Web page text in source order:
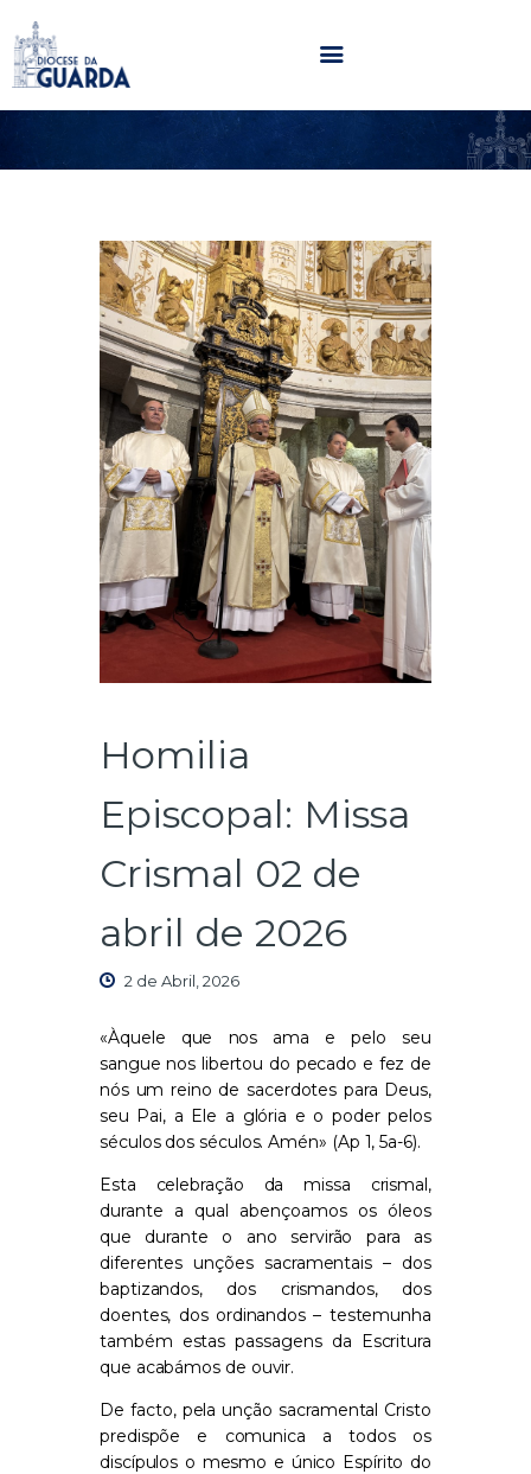
HOME
PARÓQUIAS
NOTÍCIAS
AGENDA
MULTIMÉDIA
SENTIR COM A IGREJA
CONTACTOS
Homilia
Episcopal: Missa
Crismal 02 de
abril de 2026
2 de Abril, 2026
«Àquele que nos ama e pelo seu
sangue nos libertou do pecado e fez de
nós um reino de sacerdotes para Deus,
seu Pai, a Ele a glória e o poder pelos
séculos dos séculos. Amén» (Ap 1, 5a-6).
Esta celebração da missa crismal,
durante a qual abençoamos os óleos
que durante o ano servirão para as
diferentes unções sacramentais – dos
baptizandos, dos crismandos, dos
doentes, dos ordinandos – testemunha
também estas passagensda Escritura
que acabámos de ouvir.
De facto, pela unção sacramental Cristo
predispõe e comunica a todos os
discípulos o mesmo e único Espírito do